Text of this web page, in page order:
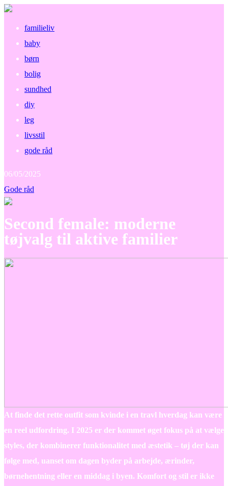
familieliv
baby
børn
bolig
sundhed
diy
leg
livsstil
gode råd
06/05/2025
Gode råd
Second female: moderne
tøjvalg til aktive familier
At finde det rette outfit som kvinde i en travl hverdag kan være
en reel udfordring. I 2025 er der kommet øget fokus på at vælge
styles, der kombinerer funktionalitet med æstetik – tøj der kan
følge med, uanset om dagen byder på arbejde, ærinder,
børnehentning eller en middag i byen. Komfort og stil er ikke